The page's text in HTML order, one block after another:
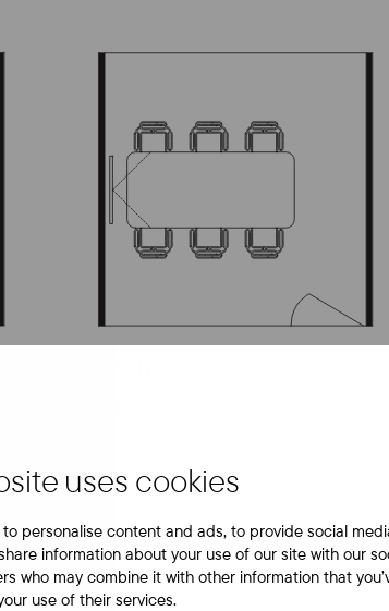
uses cookies
to personalise content and ads, to provide social
information about your use of our site with our
who may combine it with other information that
use of their services.